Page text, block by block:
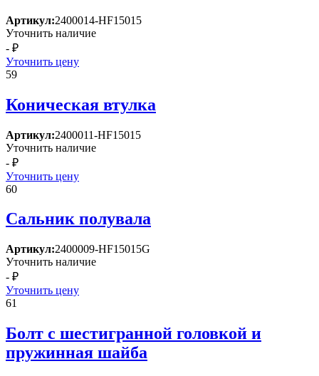
Артикул:2400014-HF15015
Уточнить наличие
- ₽
Уточнить цену
59
Коническая втулка
Артикул:2400011-HF15015
Уточнить наличие
- ₽
Уточнить цену
60
Сальник полувала
Артикул:2400009-HF15015G
Уточнить наличие
- ₽
Уточнить цену
61
Болт с шестигранной головкой и
пружинная шайба